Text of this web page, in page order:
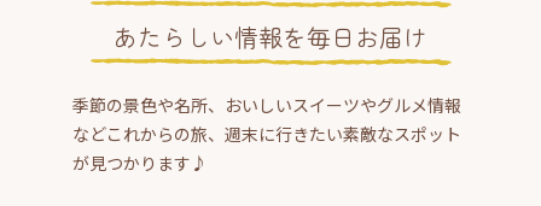
あたらしい情報を毎日お届け
季節の景色や名所、おいしいスイーツやグルメ情報
などこれからの旅、週末に行きたい素敵なスポット
が見つかります♪